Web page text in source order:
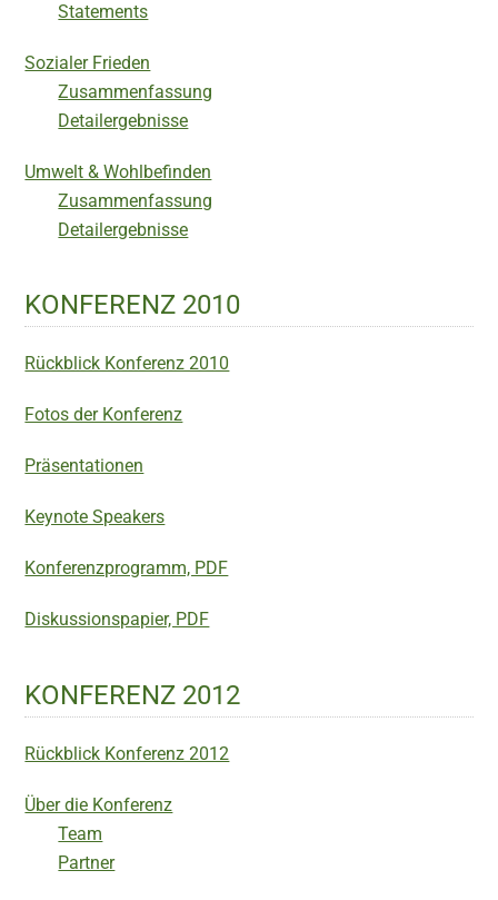
Statements
Sozialer Frieden
Zusammenfassung
Detailergebnisse
Umwelt & Wohlbefinden
Zusammenfassung
Detailergebnisse
KONFERENZ 2010
Rückblick Konferenz 2010
Fotos der Konferenz
Präsentationen
Keynote Speakers
Konferenzprogramm, PDF
Diskussionspapier, PDF
KONFERENZ 2012
Rückblick Konferenz 2012
Über die Konferenz
Team
Partner